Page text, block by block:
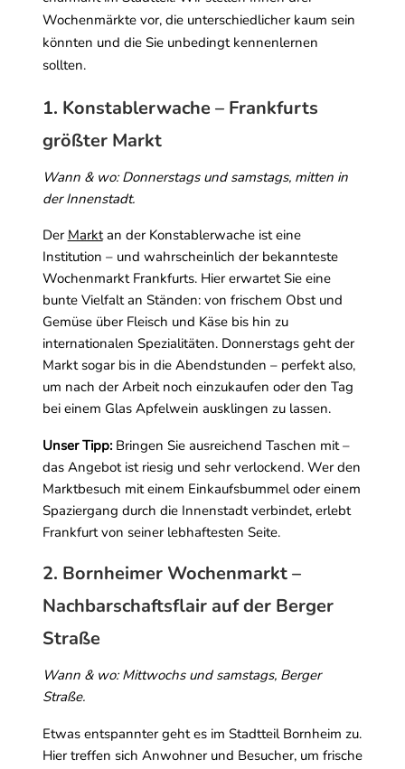
Wochenmärkte vor, die unterschiedlicher kaum sein
könnten und die Sie unbedingt kennenlernen
sollten.
1. Konstablerwache – Frankfurts
größter Markt
Wann & wo: Donnerstags und samstags, mitten in
der Innenstadt.
Der Marktan der Konstablerwache ist eine
Institution – und wahrscheinlich der bekannteste
Wochenmarkt Frankfurts. Hier erwartet Sie eine
bunte Vielfalt an Ständen: von frischem Obst und
Gemüse über Fleisch und Käse bis hin zu
internationalen Spezialitäten. Donnerstags geht der
Markt sogar bis in die Abendstunden – perfekt also,
um nach der Arbeit noch einzukaufen oder den Tag
bei einem Glas Apfelwein ausklingen zu lassen.
Unser Tipp:Bringen Sie ausreichend Taschen mit –
das Angebot ist riesig und sehr verlockend. Wer den
Marktbesuch mit einem Einkaufsbummel oder einem
Spaziergang durch die Innenstadt verbindet, erlebt
Frankfurt von seiner lebhaftesten Seite.
2. Bornheimer Wochenmarkt –
Nachbarschaftsflair auf der Berger
Straße
Wann & wo: Mittwochs und samstags, Berger
Straße.
Etwas entspannter geht es im Stadtteil Bornheim zu.
Hier treffen sich Anwohner und Besucher, um frische